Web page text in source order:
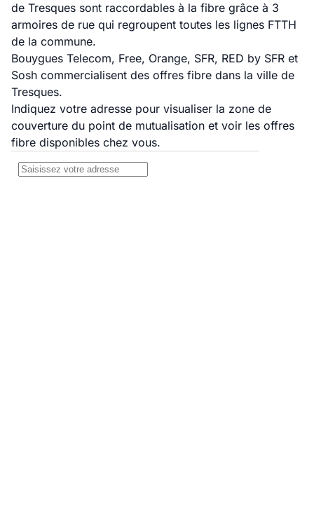
de Tresques sont raccordables à la fibre grâce à 3
armoires de rue qui regroupent toutes les lignes FTTH
de la commune.
Bouygues Telecom, Free, Orange, SFR, RED by SFR et
Sosh commercialisent des offres fibre dans la ville de
Tresques.
Indiquez votre adresse pour visualiser la zone de
couverture du point de mutualisation et voir les offres
fibre disponibles chez vous.